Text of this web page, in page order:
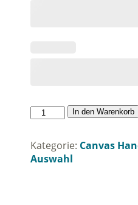
Umhänge
Menge
In den Warenkorb
Kategorie: Canvas
Auswahl